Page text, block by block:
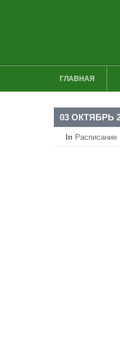
ГЛАВНАЯ
03 ОКТЯБРЬ
In Расписание